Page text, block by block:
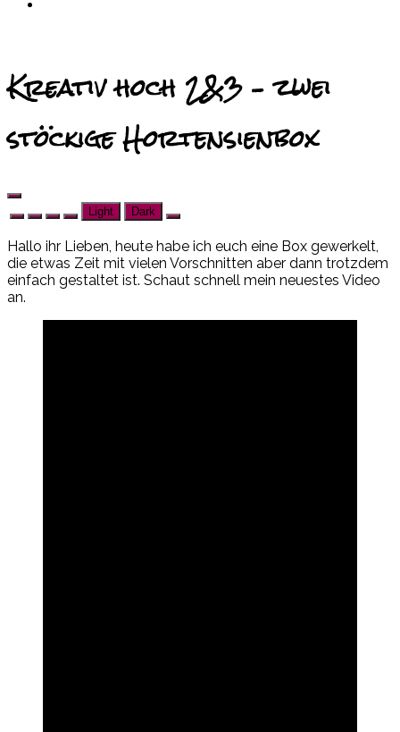
Kreativ hoch 2&3 – zwei
stöckige Hortensienbox
Light Dark
Hallo ihr Lieben, heute habe ich euch eine Box gewerkelt,
die etwas Zeit mit vielen Vorschnitten aber dann trotzdem
einfach gestaltet ist. Schaut schnell mein neuestes Video
an.